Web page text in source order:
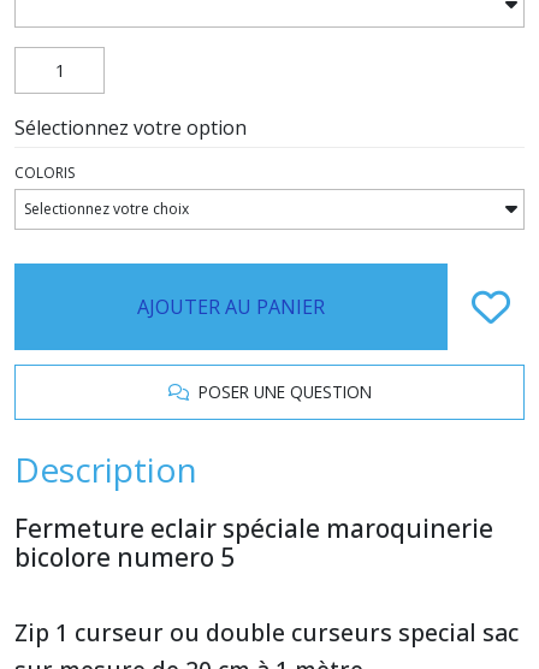
Sélectionnez votre option
COLORIS
AJOUTER AU PANIER
POSER UNE QUESTION
Description
Fermeture eclair spéciale maroquinerie
bicolore numero 5
Zip 1 curseur ou double curseurs special sac